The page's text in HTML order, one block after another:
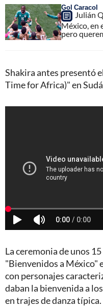
Gol Caracol
Julián
México, en
pero
Shakira antes presentó
Time for Africa)" en
La ceremonia de unos
"Bienvenidos a México"
con personajes
daban la bienvenida a
en trajes de danza típica.